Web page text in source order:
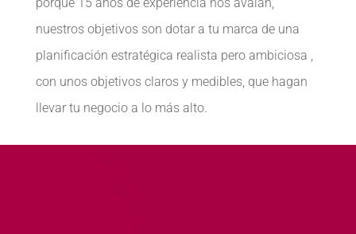
nuestros objetivos son dotar a tu marca de una
planificación estratégica realista pero ambiciosa ,
con unos objetivos claros y medibles, que hagan
llevar tu negocio a lo más alto.